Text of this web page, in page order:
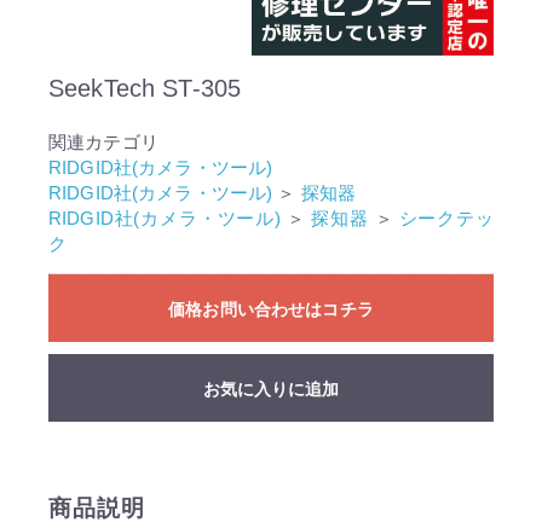
SeekTech ST-305
関連カテゴリ
RIDGID社(カメラ・ツール)
RIDGID社(カメラ・ツール) ＞ 探知器
RIDGID社(カメラ・ツール) ＞ 探知器 ＞ シークテッ
ク
価格お問い合わせはコチラ
お気に入りに追加
商品説明